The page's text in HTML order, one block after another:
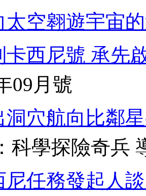
太空翱遊宇宙
卡西尼號 承先
09月號
洞穴航向比鄰
科學探險奇兵
尼任務發起人